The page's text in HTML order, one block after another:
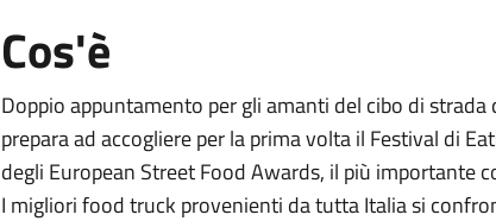
Cos'è
Doppio appuntamento per gli amanti del cibo di strada
prepara ad accogliere per la prima volta il Festival di
degli European Street Food Awards, il più importante
I migliori food truck provenienti da tutta Italia si